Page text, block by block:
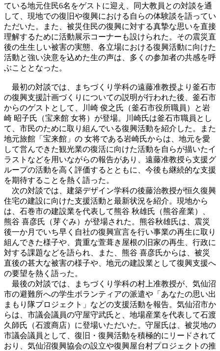
ている地元住民6名をゲストに迎え、同大教員との対談を通
して、現地での復旧や復興における自らの体験談を語ってい
ただいた。また、被災住民の復興に対する真摯な思いを直接
理解するために活動展示コーナーも設けられた。その震災直
後の生生しい被害の実態、各立場における復興活動に向けた
活動と強い決意を込めた生の声は、多くの参加者の共感を呼
ぶこととなった。
最初の対談では、まちづくり学科の遠藤准教授より釜石市
の復興支援計画づくりについての説明が行われた後、釜石市
からのゲストとして、川崎 俊之氏（釜石市役所職員）と岩
崎 昭子氏（宝来館 女将）が登場。川崎氏は釜石市職員とし
て、市民のために取り組んでいる復興活動を紹介した。また
地元旅館「宝来館」の 女将である岩崎氏からは、地元を愛
して営んできた観光業の復活に向けた活動を自らが描いたイ
ラストなどを用いながらの報告があり、遠藤准教授ら支援グ
ループの活動を高く評価するとともに、今後も継続的な支援
を期待することを熱く語った。
次の対談では、建築デザイン学科の後藤治教授が恒久復興
住宅の建設に向けた支援活動と最新状況を紹介。現地から
は、石巻市の建設業を代表して熊谷 秋雄氏（熊谷産業）、
熊谷 喜彦氏（芽ぐみ）が登場された。熊谷秋雄氏は、震災
後一か月でいち早く自社の復興宣言を行い事業の再生に取り
組んできた様子や、貴重な萱葺き屋根の旧家の再生、行政に
対する課題などを語られ、また、熊谷 喜彦氏からは、被災
直後の甚大な被害の様子や、地元の建設業として復興支援へ
の要望を熱く語った。
最後の対談では、まちづくり学科の村上准教授が、気仙沼
市の避難所への学生ボランティアの派遣や「あなたの思い出
まもり隊プロジェクト」などの支援活動を報告。気仙沼市か
らは、市議会議員の守屋守武氏と、地場産業を代表して石渡
久師氏（石渡商店）に登場いただいた。守屋氏は、被災地の
市議会議員として、復旧・復興活動を積極的にリードされて
おり、気仙沼復興協会の設立や復興屋台村プロジェクトの推